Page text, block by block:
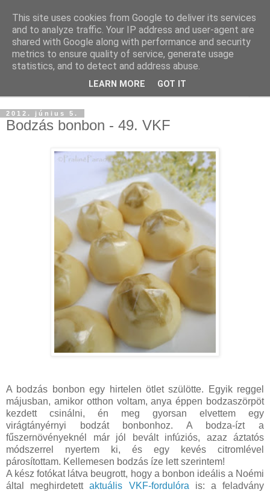
2012. június 5.
Bodzás bonbon - 49. VKF
A bodzás bonbon egy hirtelen ötlet szülötte. Egyik reggel
májusban, amikor otthon voltam, anya éppen bodzaszörpöt
kezdett csinálni, én meg gyorsan elvettem egy
virágtányérnyi bodzát bonbonhoz. A bodza-ízt a
fűszernövényeknél már jól bevált infúziós, azaz áztatós
módszerrel nyertem ki, és egy kevés citromlével
párosítottam. Kellemesen bodzás íze lett szerintem!
A kész fotókat látva beugrott, hogy a bonbon ideális a Noémi
által meghirdetettaktuális VKF-fordulóra is: a feladvány
This site uses cookies from Google to deliver its services
and to analyze traffic. Your IP address and user-agent are
shared with Google along with performance and security
metrics to ensure quality of service, generate usage
statistics, and to detect and address abuse.
LEARN MORE GOT IT